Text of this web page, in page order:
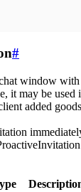
#
window
it may be
added